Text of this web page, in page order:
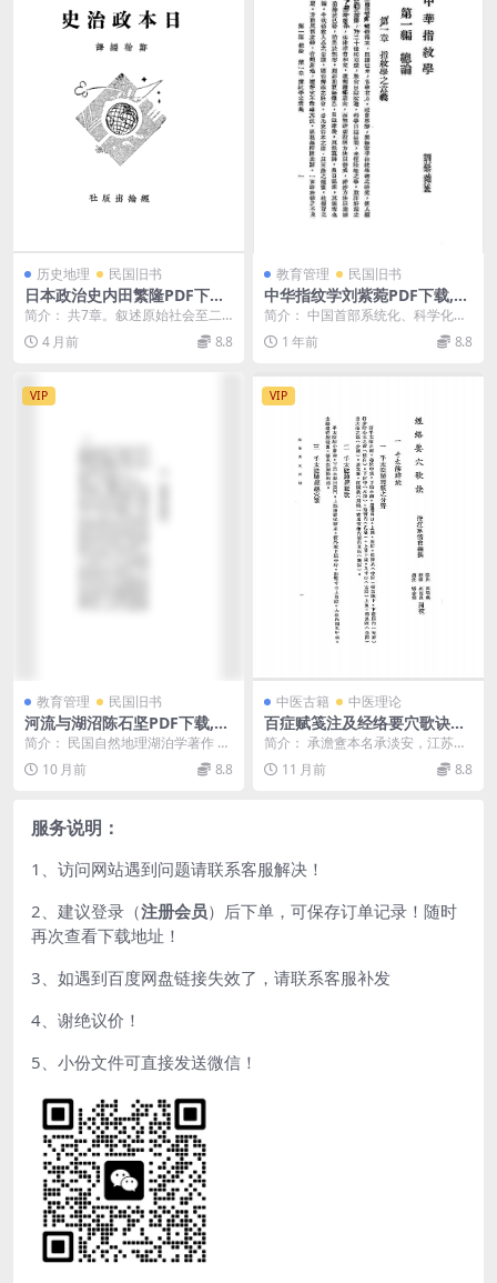
历史地理 民国旧书
日本政治史内田繁隆PDF下载,
日本政治制度史研究
简介： 共7章。叙述原始社会至二
十世纪初的日本政治史。附译者的5
篇文章 截图： ...
4 月前 8.8
教育管理 民国旧书
中华指纹学刘紫菀PDF下载,近
代指纹学研究专著
简介： 中国首部系统化、科学化的
指纹学专著，标志着近代刑事科学
技术本土化的关键突...
1 年前 8.8
VIP
教育管理 民国旧书
河流与湖沼陈石坚PDF下载,民
国湖泊学研究著作
简介： 民国自然地理湖泊学著作 截
图： 目录： 一 科学的传奇 3 二 河
流的源...
10 月前 8.8
VIP
中医古籍 中医理论
百症赋笺注及经络要穴歌诀承
澹盦PDF下载,承淡安针灸学研
简介： 承澹盦本名承淡安，江苏江
阴人，近代著名针灸专家，家世业
医，精通内外科，尤...
11 月前 8.8
服务说明：
1、访问网站遇到问题请联系客服解决！
2、建议登录（注册会员）后下单，可保存订单记录！随时
再次查看下载地址！
3、如遇到百度网盘链接失效了，请联系客服补发
4、谢绝议价！
5、小份文件可直接发送微信！